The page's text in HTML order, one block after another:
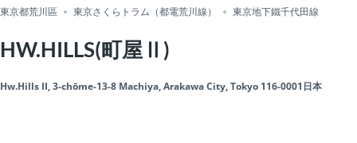
東京都荒川區 東京さくらトラム（都電荒川線） 東京地下鐵千代田線
HW.HILLS(町屋Ⅱ)
Hw.Hills II, 3-chōme-13-8 Machiya, Arakawa City, Tokyo 116-0001日本